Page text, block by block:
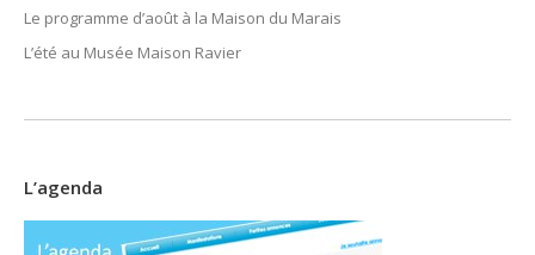
Le programme d’août à la Maison du Marais
L’été au Musée Maison Ravier
L’agenda